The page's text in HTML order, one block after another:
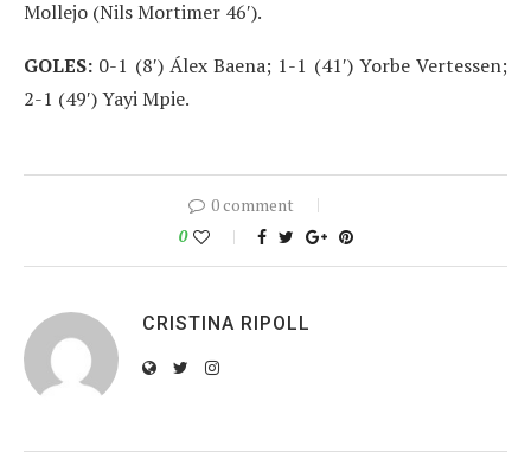
Mollejo (Nils Mortimer 46′).
GOLES: 0-1 (8′) Álex Baena; 1-1 (41′) Yorbe Vertessen;
2-1 (49′) Yayi Mpie.
0 comment
0
CRISTINA RIPOLL